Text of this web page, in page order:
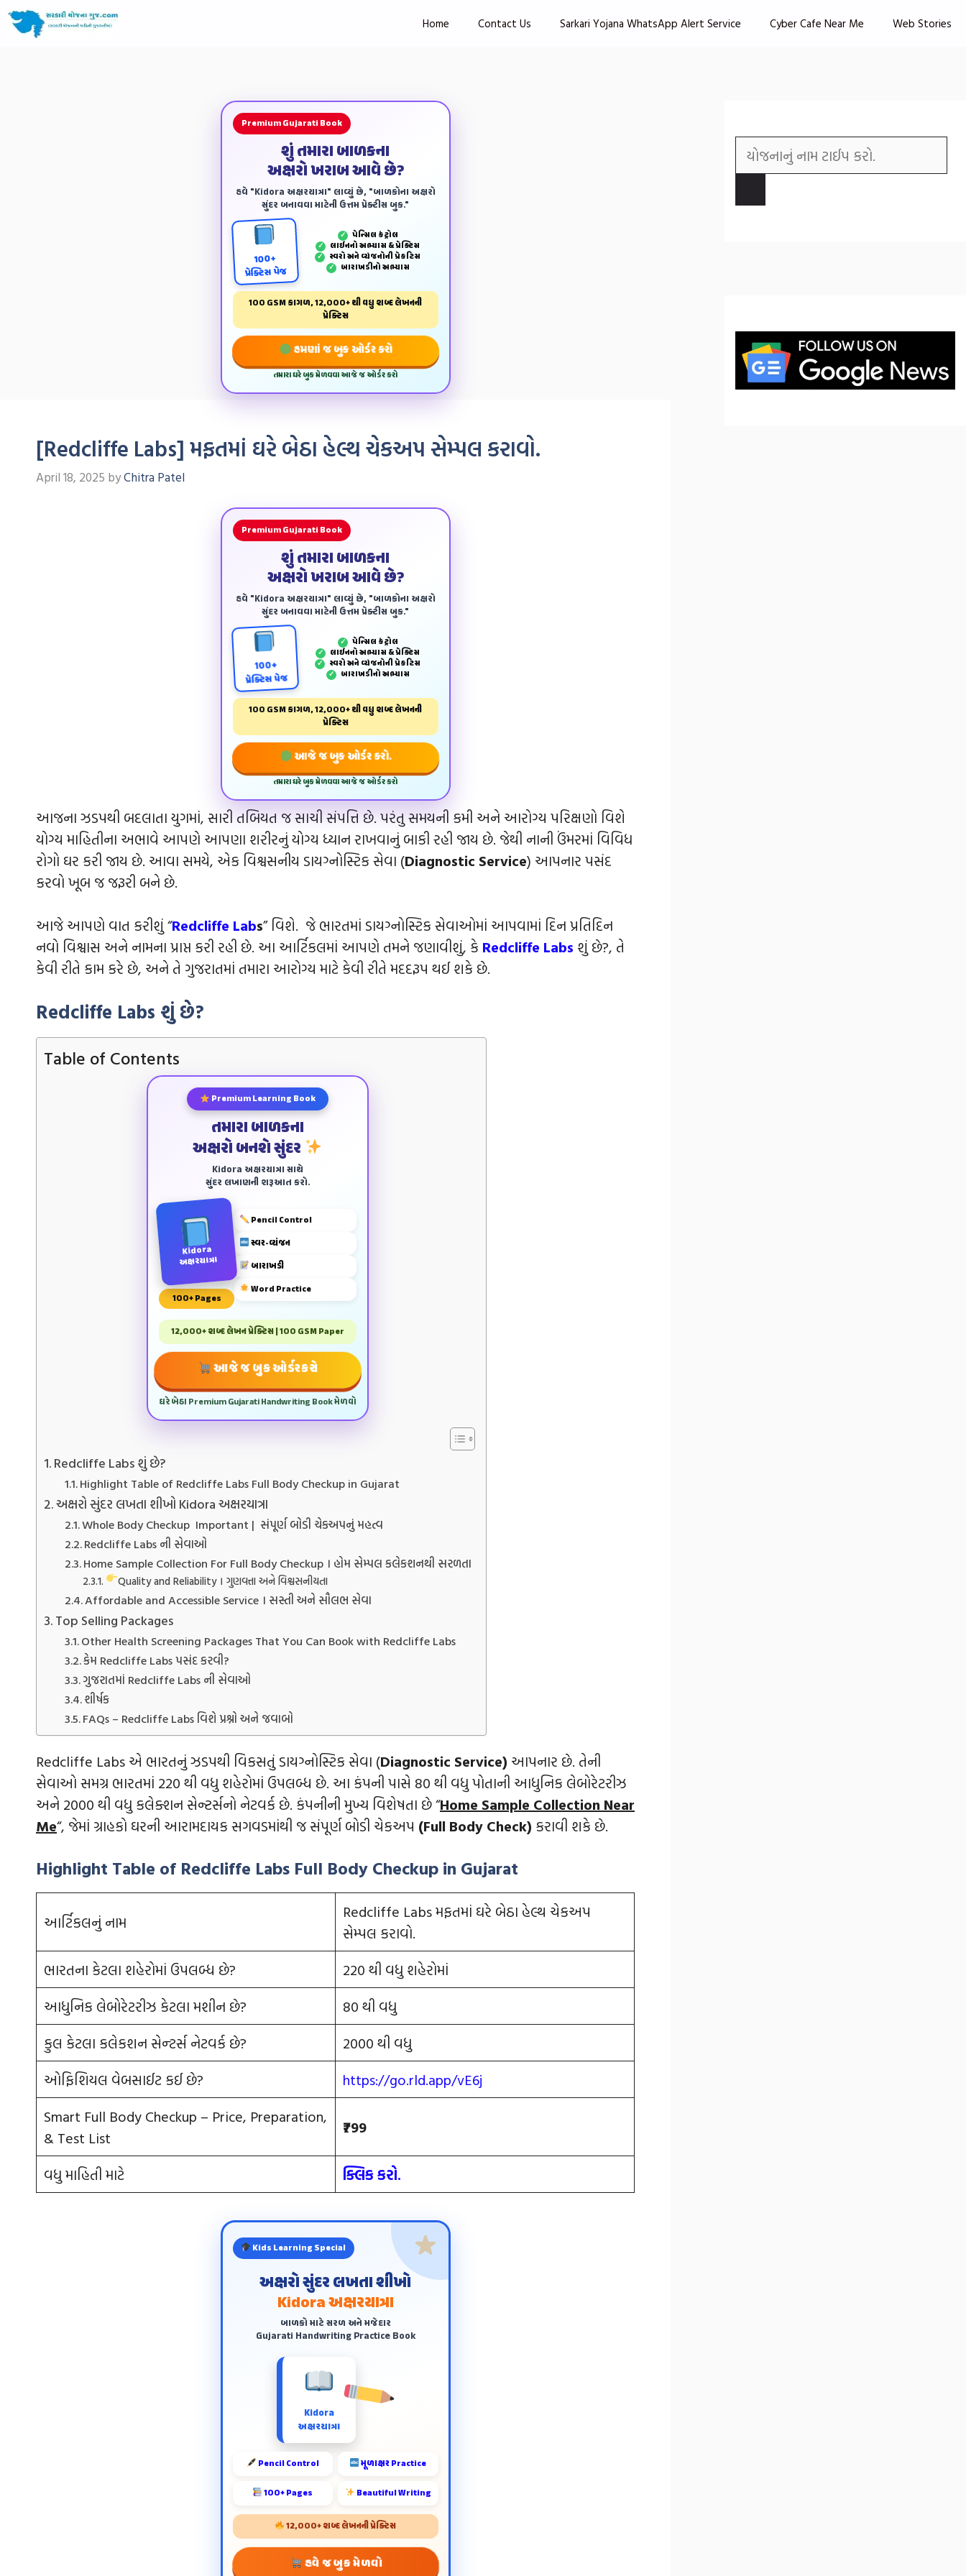
Home Contact Us Sarkari Yojana WhatsApp Alert Service Cyber Cafe Near Me Web Stories
Premium Gujarati Book
શું તમારા બાળકના
અક્ષરો ખરાબ આવે છે?
હવે "Kidora અક્ષરયાત્રા" લાવ્યું છે, "બાળકોના અક્ષરો
સુંદર બનાવવા માટેની ઉત્તમ પ્રેક્ટીસ બુક."
100+
પ્રેક્ટિસ પેજ
✓ પેન્‍સિલ કંટ્રોલ
✓ લાઈનનો અભ્યાસ & પ્રેક્ટિસ
✓ સ્વરો અને વ્યંજનોની પ્રેકટિસ
✓ બારાખડીનો અભ્યાસ
100 GSM કાગળ, 12,000+ થી વધુ શબ્દ લેખનની
પ્રેક્ટિસ
હમણાં જ બુક ઓર્ડર કરો
તમારા ઘરે બુક મેળવવા આજે જ ઓર્ડર કરો
[Redcliffe Labs] મફતમાં ઘરે બેઠા હેલ્થ ચેકઅપ સેમ્પલ કરાવો.
April 18, 2025 byChitra Patel
Premium Gujarati Book
શું તમારા બાળકના
અક્ષરો ખરાબ આવે છે?
હવે "Kidora અક્ષરયાત્રા" લાવ્યું છે, "બાળકોના અક્ષરો
સુંદર બનાવવા માટેની ઉત્તમ પ્રેક્ટીસ બુક."
100+
પ્રેક્ટિસ પેજ
✓ પેન્‍સિલ કંટ્રોલ
✓ લાઈનનો અભ્યાસ & પ્રેક્ટિસ
✓ સ્વરો અને વ્યંજનોની પ્રેકટિસ
✓ બારાખડીનો અભ્યાસ
100 GSM કાગળ, 12,000+ થી વધુ શબ્દ લેખનની
પ્રેક્ટિસ
આજે જ બુક ઓર્ડર કરો.
તમારા ઘરે બુક મેળવવા આજે જ ઓર્ડર કરો
આજના ઝડપથી બદલાતા યુગમાં, સારી તબિયત જ સાચી સંપત્તિ છે. પરંતુ સમયની કમી અને આરોગ્ય પરિક્ષણો વિશે
યોગ્ય માહિતીના અભાવે આપણે આપણા શરીરનું યોગ્ય ધ્યાન રાખવાનું બાકી રહી જાય છે. જેથી નાની ઉંમરમાં વિવિધ
રોગો ઘર કરી જાય છે. આવા સમયે, એક વિશ્વસનીય ડાયગ્નોસ્ટિક સેવા (Diagnostic Service) આપનાર પસંદ
કરવો ખૂબ જ જરૂરી બને છે.
આજે આપણે વાત કરીશું “Redcliffe Labs” વિશે. જે ભારતમાં ડાયગ્નોસ્ટિક સેવાઓમાં આપવામાં દિન પ્રતિદિન
નવો વિશ્વાસ અને નામના પ્રાપ્ત કરી રહી છે. આ આર્ટિકલમાં આપણે તમને જણાવીશું, કે Redcliffe Labs શું છે?, તે
કેવી રીતે કામ કરે છે, અને તે ગુજરાતમાં તમારા આરોગ્ય માટે કેવી રીતે મદદરૂપ થઈ શકે છે.
Redcliffe Labs શું છે?
Table of Contents
Premium Learning Book
તમારા બાળકના
અક્ષરો બનશે સુંદર
Kidora અક્ષરયાત્રા સાથે
સુંદર લખાણની શરૂઆત કરો.
Kidora
અક્ષરયાત્રા
100+ Pages
Pencil Control
સ્વર-વ્યંજન
બારાખડી
Word Practice
12,000+ શબ્દ લેખન પ્રેક્ટિસ | 100 GSM Paper
આજે જ બુક ઓર્ડર કરો
ઘરે બેઠા Premium Gujarati Handwriting Book મેળવો
Redcliffe Labs શું છે?
Highlight Table of Redcliffe Labs Full Body Checkup in Gujarat
અક્ષરો સુંદર લખતા શીખો Kidora અક્ષરયાત્રા
Whole Body Checkup Important | સંપૂર્ણ બોડી ચેકઅપનું મહત્વ
Redcliffe Labs ની સેવાઓ
Home Sample Collection For Full Body Checkup । હોમ સેમ્પલ કલેકશનથી સરળતા
Quality and Reliability । ગુણવત્તા અને વિશ્વસનીયતા
Affordable and Accessible Service । સસ્તી અને સૌલભ સેવા
Top Selling Packages
Other Health Screening Packages That You Can Book with Redcliffe Labs
કેમ Redcliffe Labs પસંદ કરવી?
ગુજરાતમાં Redcliffe Labs ની સેવાઓ
શીર્ષક
FAQs – Redcliffe Labs વિશે પ્રશ્નો અને જવાબો
Redcliffe Labs એ ભારતનું ઝડપથી વિકસતું ડાયગ્નોસ્ટિક સેવા (Diagnostic Service) આપનાર છે. તેની
સેવાઓ સમગ્ર ભારતમાં 220 થી વધુ શહેરોમાં ઉપલબ્ધ છે. આ કંપની પાસે 80 થી વધુ પોતાની આધુનિક લેબોરેટરીઝ
અને 2000 થી વધુ કલેક્શન સેન્ટર્સનો નેટવર્ક છે. કંપનીની મુખ્ય વિશેષતા છે “Home Sample Collection Near
Me“, જેમાં ગ્રાહકો ઘરની આરામદાયક સગવડમાંથી જ સંપૂર્ણ બોડી ચેકઅપ (Full Body Check) કરાવી શકે છે.
Highlight Table of Redcliffe Labs Full Body Checkup in Gujarat
આર્ટિકલનું નામ
Redcliffe Labs મફતમાં ઘરે બેઠા હેલ્થ ચેકઅપ
સેમ્પલ કરાવો.
ભારતના કેટલા શહેરોમાં ઉપલબ્ધ છે?
220 થી વધુ શહેરોમાં
આધુનિક લેબોરેટરીઝ કેટલા મશીન છે?
80 થી વધુ
કુલ કેટલા કલેકશન સેન્‍ટર્સ નેટવર્ક છે?
2000 થી વધુ
ઓફિશિયલ વેબસાઈટ કઈ છે?
https://go.rld.app/vE6j
Smart Full Body Checkup – Price, Preparation,
& Test List
₹799
વધુ માહિતી માટે ક્લિક કરો.
Kids Learning Special
અક્ષરો સુંદર લખતા શીખો
Kidora અક્ષરયાત્રા
બાળકો માટે સરળ અને મજેદાર
Gujarati Handwriting Practice Book
Kidora
અક્ષરયાત્રા
Pencil Control મૂળાક્ષર Practice
100+ Pages Beautiful Writing
12,000+ શબ્દ લેખનની પ્રેક્ટિસ
હવે જ બુક મેળવો